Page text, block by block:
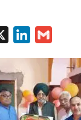
k
e
a
i
l